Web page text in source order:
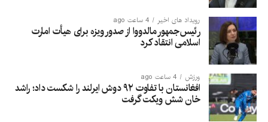
رویداد های اخیر 4 ساعت ago
رئیس‌جمهور مالدووا از صدور ویزه برای هیأت امارت
اسلامی انتقاد کرد
ورزش 4 ساعت ago
افغانستان با تفاوت ۹۲ دوش ایرلند را شکست داد؛ راشد
خان شش ویکت گرفت